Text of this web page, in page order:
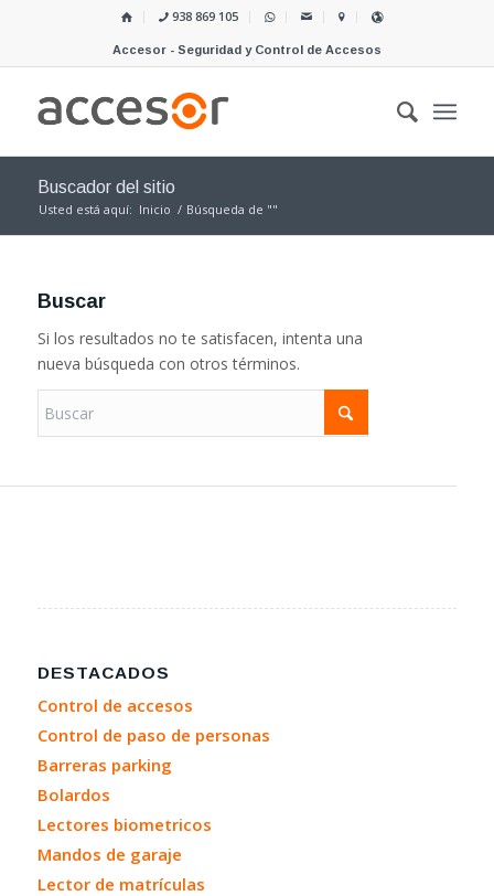
938 869 105
Accesor - Seguridad y Control de Accesos
Buscador del sitio
Usted está aquí: Inicio / Búsqueda de ""
Buscar
Si los resultados no te satisfacen, intenta una
nueva búsqueda con otros términos.
DESTACADOS
Control de accesos
Control de paso de personas
Barreras parking
Bolardos
Lectores biometricos
Mandos de garaje
Lector de matrículas